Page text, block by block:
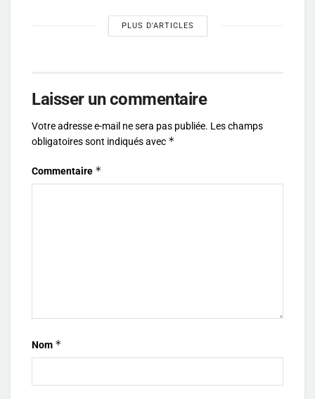
PLUS D'ARTICLES
Laisser un commentaire
Votre adresse e-mail ne sera pas publiée. Les champs
obligatoires sont indiqués avec *
Commentaire *
Nom *